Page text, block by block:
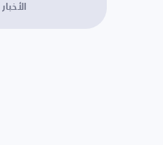
الأخبار